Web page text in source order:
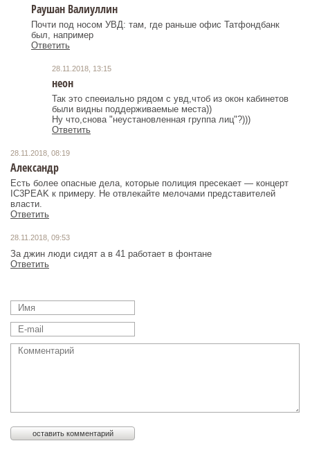
Раушан Валиуллин
Почти под носом УВД: там, где раньше офис Татфондбанк
был, например
Ответить
28.11.2018, 13:15
неон
Так это спеөиально рядом с увд,чтоб из окон кабинетов
были видны поддерживаемые места))
Ну что,снова "неустановленная группа лиц"?)))
Ответить
28.11.2018, 08:19
Александр
Есть более опасные дела, которые полиция пресекает — концерт
IC3PEAK к примеру. Не отвлекайте мелочами представителей
власти.
Ответить
28.11.2018, 09:53
За джин люди сидят а в 41 работает в фонтане
Ответить